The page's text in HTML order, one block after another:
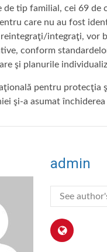
de tip familial, cei 69
care nu au fost
integraţi, vor
conform
şi planurile
pentru
şi-a asumat
admin
See